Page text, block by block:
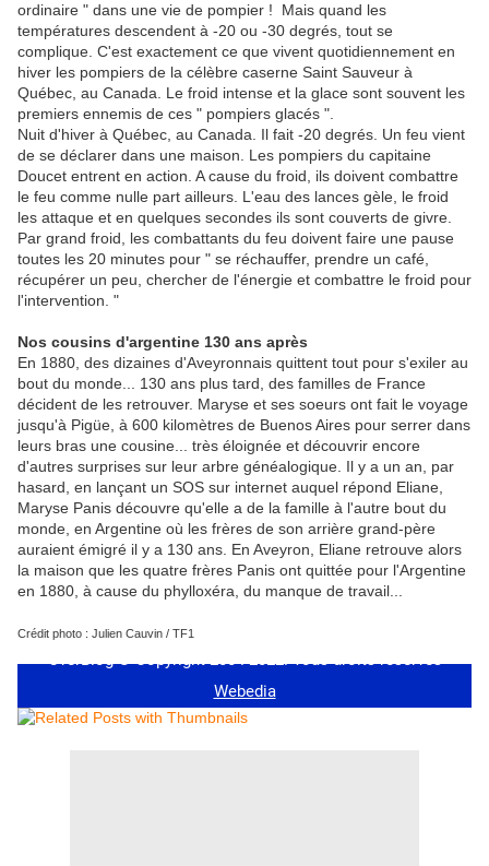
ordinaire " dans une vie de pompier ! Mais quand les
températures descendent à -20 ou -30 degrés, tout se
complique. C'est exactement ce que vivent quotidiennement en
hiver les pompiers de la célèbre caserne Saint Sauveur à
Québec, au Canada. Le froid intense et la glace sont souvent les
premiers ennemis de ces " pompiers glacés ".
Nuit d'hiver à Québec, au Canada. Il fait -20 degrés. Un feu vient
de se déclarer dans une maison. Les pompiers du capitaine
Doucet entrent en action. A cause du froid, ils doivent combattre
le feu comme nulle part ailleurs. L'eau des lances gèle, le froid
les attaque et en quelques secondes ils sont couverts de givre.
Par grand froid, les combattants du feu doivent faire une pause
toutes les 20 minutes pour " se réchauffer, prendre un café,
récupérer un peu, chercher de l'énergie et combattre le froid pour
l'intervention. "
Nos cousins d'argentine 130 ans après
En 1880, des dizaines d'Aveyronnais quittent tout pour s'exiler au
bout du monde... 130 ans plus tard, des familles de France
décident de les retrouver. Maryse et ses soeurs ont fait le voyage
jusqu'à Pigüe, à 600 kilomètres de Buenos Aires pour serrer dans
leurs bras une cousine... très éloignée et découvrir encore
d'autres surprises sur leur arbre généalogique. Il y a un an, par
hasard, en lançant un SOS sur internet auquel répond Eliane,
Maryse Panis découvre qu'elle a de la famille à l'autre bout du
monde, en Argentine où les frères de son arrière grand-père
auraient émigré il y a 130 ans. En Aveyron, Eliane retrouve alors
la maison que les quatre frères Panis ont quittée pour l'Argentine
en 1880, à cause du phylloxéra, du manque de travail...
Crédit photo : Julien Cauvin / TF1